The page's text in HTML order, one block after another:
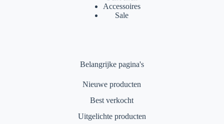
Accessoires
Sale
Belangrijke pagina's
Nieuwe producten
Best verkocht
Uitgelichte producten